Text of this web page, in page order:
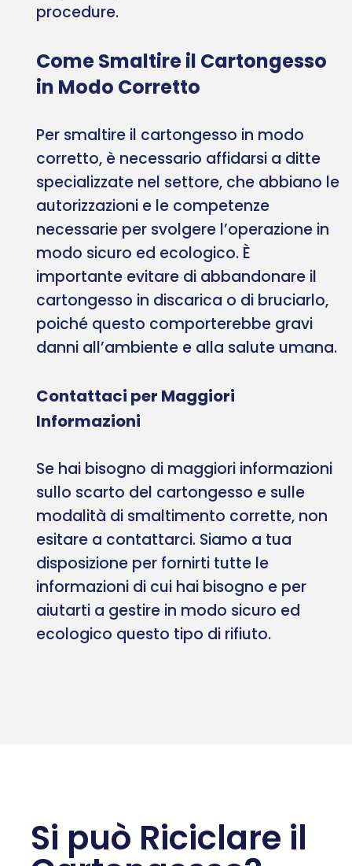
procedure.
Come Smaltire il Cartongesso
in Modo Corretto
Per smaltire il cartongesso in modo
corretto, è necessario affidarsi a ditte
specializzate nel settore, che abbiano le
autorizzazioni e le competenze
necessarie per svolgere l’operazione in
modo sicuro ed ecologico. È
importante evitare di abbandonare il
cartongesso in discarica o di bruciarlo,
poiché questo comporterebbe gravi
danni all’ambiente e alla salute umana.
Contattaci per Maggiori
Informazioni
Se hai bisogno di maggiori informazioni
sullo scarto del cartongesso e sulle
modalità di smaltimento corrette, non
esitare a contattarci. Siamo a tua
disposizione per fornirti tutte le
informazioni di cui hai bisogno e per
aiutarti a gestire in modo sicuro ed
ecologico questo tipo di rifiuto.
Si può Riciclare il